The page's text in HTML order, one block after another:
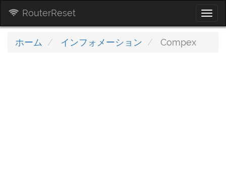
RouterReset
ホーム インフォメーション Compex